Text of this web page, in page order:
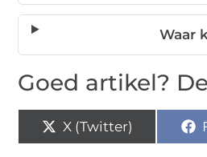
Waar
Goed artikel?
X (Twitter)